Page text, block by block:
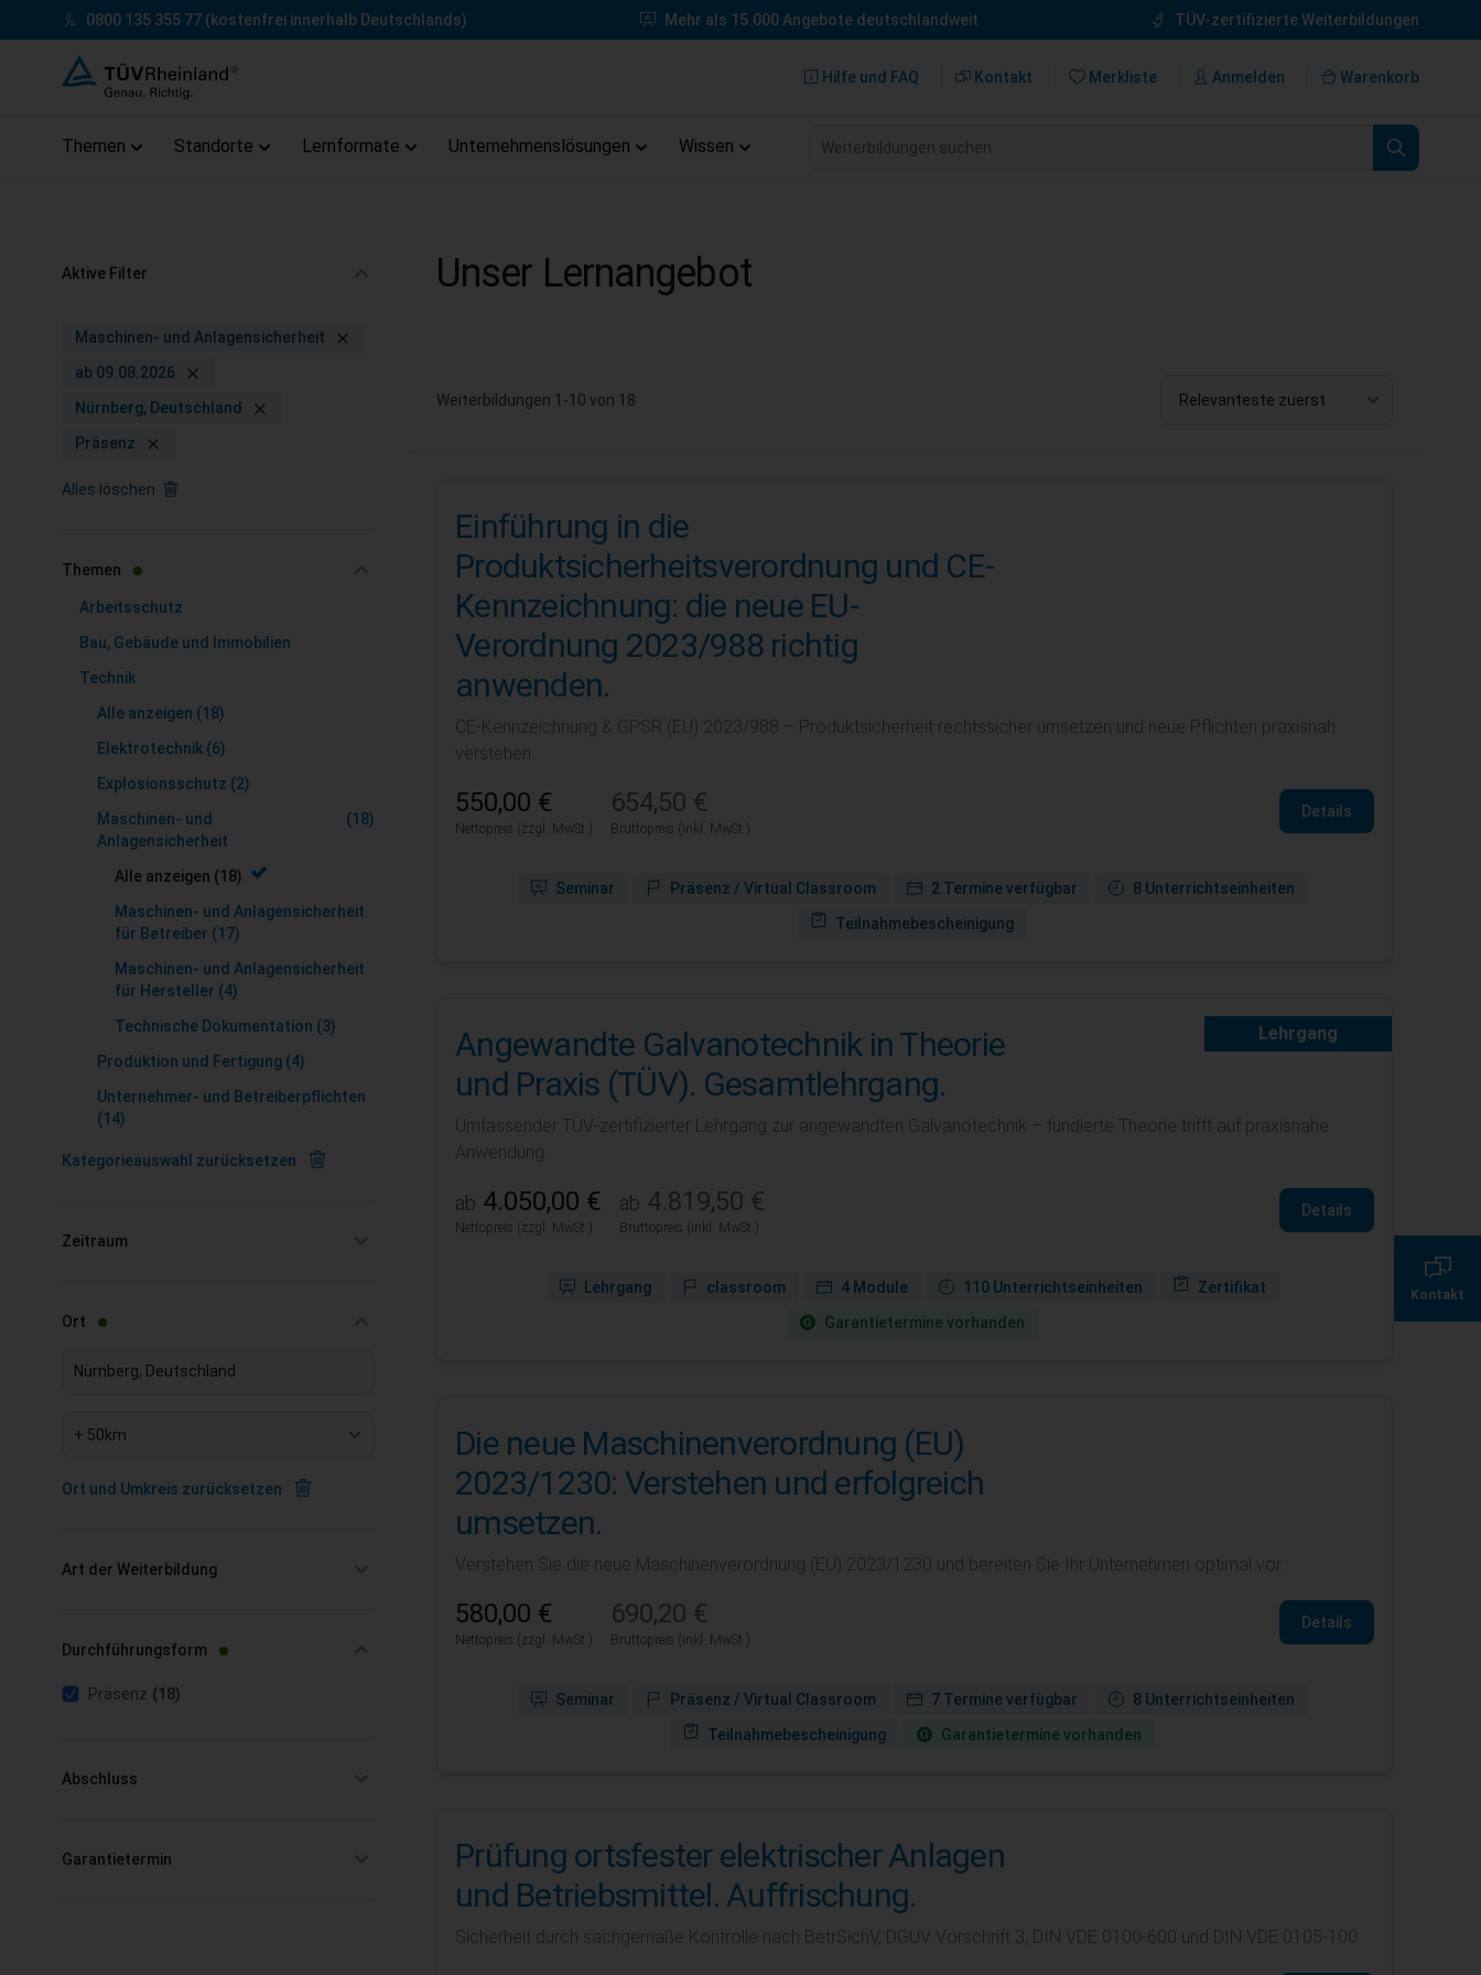
Zum Inhalt springen
0800 135 355 77 (kostenfrei innerhalb Deutschlands) Mehr als 15.000 Angebote deutschlandweit TÜV-zertifizierte Weiterbildungen
Hilfe und FAQ Kontakt Merkliste Anmelden Warenkorb
Themen Standorte Lernformate Unternehmenslösungen Wissen Weiterbildungen suchen
Kontakt
Unser Lernangebot
Weiterbildungen 1 -10 von 18
Einführung in die
Produktsicherheitsverordnung und CE-
Kennzeichnung: die neue EU-
Verordnung 2023/988 richtig
anwenden.
CE-Kennzeichnung & GPSR (EU) 2023/988 – Produktsicherheit rechtssicher umsetzen und neue Pflichten praxisnah
verstehen.
550,00 €
Nettopreis (zzgl. MwSt.)
654,50 €
Bruttopreis (inkl. MwSt.)
Details
Seminar Präsenz / Virtual Classroom 2 Termine verfügbar
8 Unterrichtseinheiten
Teilnahmebescheinigung
Lehrgang
Angewandte Galvanotechnik in Theorie
und Praxis (TÜV). Gesamtlehrgang.
Umfassender TÜV-zertifizierter Lehrgang zur angewandten Galvanotechnik – fundierte Theorie trifft auf praxisnahe
Anwendung.
ab 4.050,00 €
Nettopreis (zzgl. MwSt.)
ab 4.819,50 €
Bruttopreis (inkl. MwSt.)
Details
Lehrgang classroom 4 Module 110 Unterrichtseinheiten
Zertifikat
Garantie­termine vorhanden
Die neue Maschinenverordnung (EU)
2023/1230: Verstehen und erfolgreich
umsetzen.
Verstehen Sie die neue Maschinenverordnung (EU) 2023/1230 und bereiten Sie Ihr Unternehmen optimal vor.
580,00 €
Nettopreis (zzgl. MwSt.)
690,20 €
Bruttopreis (inkl. MwSt.)
Details
Seminar Präsenz / Virtual Classroom 7 Termine verfügbar
8 Unterrichtseinheiten
Teilnahmebescheinigung
Garantie­termine vorhanden
Prüfung ortsfester elektrischer Anlagen
und Betriebsmittel. Auffrischung.
Sicherheit durch sachgemäße Kontrolle nach BetrSichV, DGUV Vorschrift 3, DIN VDE 0100-600 und DIN VDE 0105-100.
Aktive Filter
Maschinen- und Anlagensicherheit
ab 09.08.2026
Nürnberg, Deutschland
Präsenz
Alles löschen
Themen filter
Arbeitsschutz
Bau, Gebäude und Immobilien
Technik
Alle anzeigen (18)
Elektrotechnik (6)
Explosionsschutz (2)
Maschinen- und
Anlagensicherheit
(18)
Alle anzeigen (18)
Maschinen- und Anlagensicherheit
für Betreiber (17)
Maschinen- und Anlagensicherheit
für Hersteller (4)
Technische Dokumentation (3)
Produktion und Fertigung (4)
Unternehmer- und Betreiberpflichten
(14)
Kategorieauswahl zurücksetzen
Zeitraum
Ort filter
Ort und Umkreis zurücksetzen
Art der Weiterbildung
Durchführungsform filter
Präsenz (18)
Abschluss
Garantietermin